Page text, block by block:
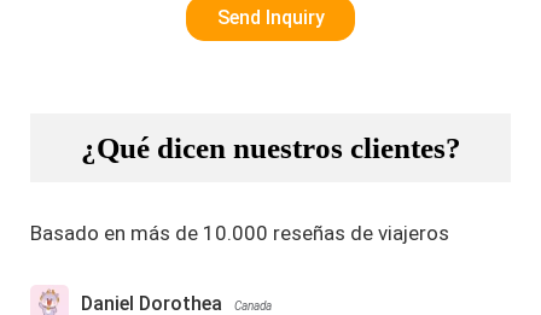
¿Qué dicen nuestros clientes?
Basado en más de 10.000 reseñas de viajeros
Daniel Dorothea Canada